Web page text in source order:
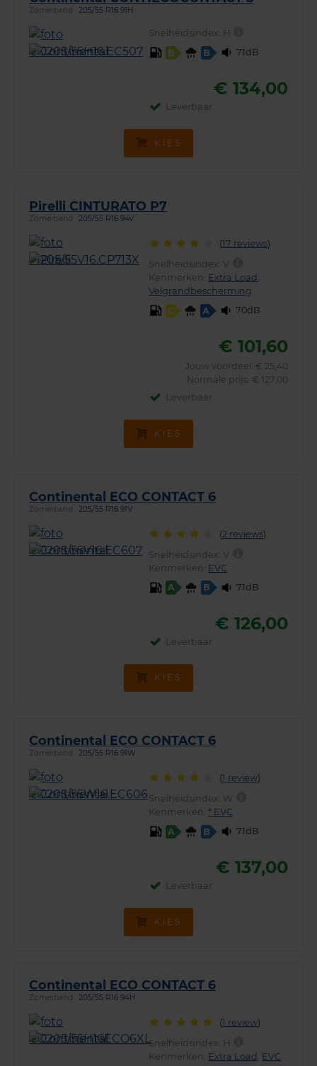
Zomerband 205/55 R16 91H
Snelheidsindex: H
B
B 71dB
€ 134,00
Leverbaar
KIES
Pirelli CINTURATO P7
Zomerband 205/55 R16 94V
(17 reviews)
Snelheidsindex:V
Kenmerken: Extra Load ,
Velgrandbescherming
C
A 70dB
€ 101,60
Jouw voordeel: € 25,40
Normale prijs: € 127,00
Leverbaar
KIES
Continental ECO CONTACT 6
Zomerband 205/55 R16 91V
(2 reviews)
Snelheidsindex:V
Kenmerken: EVC
A
B 71dB
€ 126,00
Leverbaar
KIES
Continental ECO CONTACT 6
Zomerband 205/55 R16 91W
(1 review)
Snelheidsindex: W
Kenmerken:* EVC
A
B 71dB
€ 137,00
Leverbaar
KIES
Continental ECO CONTACT 6
Zomerband 205/55 R16 94H
(1 review)
Snelheidsindex: H
Kenmerken: Extra Load EVC